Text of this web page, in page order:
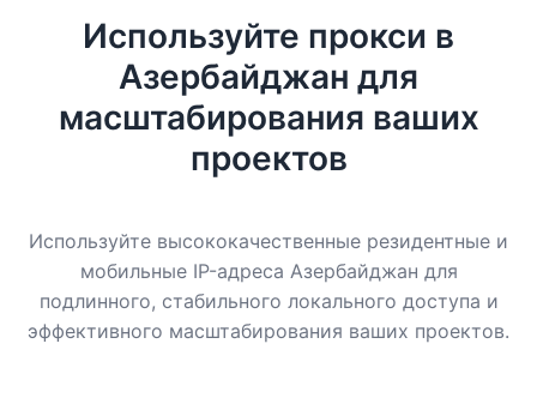
Используйте прокси в
Азербайджан для
масштабирования ваших
проектов
Используйте высококачественные резидентные и
мобильные IP-адреса Азербайджан для
подлинного, стабильного локального доступа и
эффективного масштабирования ваших проектов.